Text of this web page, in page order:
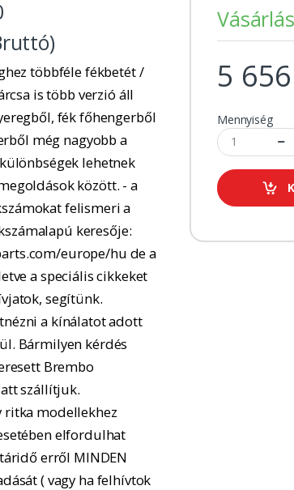
többféle fékbetét /
is több verzió áll
fék főhengerből
még nagyobb a
lehetnek
között. - a
felismeri a
keresője:
europe/hu de a
a speciális cikkeket
segítünk.
a kínálatot adott
Bármilyen kérdés
Brembo
szállítjuk.
ritka modellekhez
elfordulhat
erről MINDEN
( vagy ha felhívtok
Vásárlás
5
Mennyiség